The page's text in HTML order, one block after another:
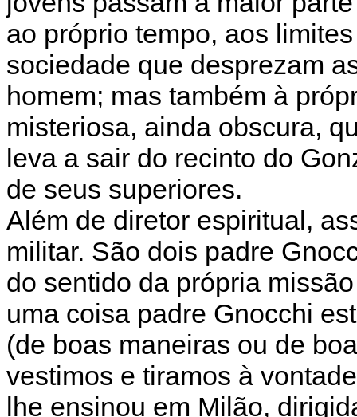
ao próprio tempo, aos
sociedade que desprezam
homem; mas também à
misteriosa, ainda obscura,
leva a sair do recinto do
de seus superiores.
Além de diretor espiritual,
militar. São dois padre
do sentido da própria
uma coisa padre Gnocchi
(de boas maneiras ou de
vestimos e tiramos à
lhe ensinou em Milão,